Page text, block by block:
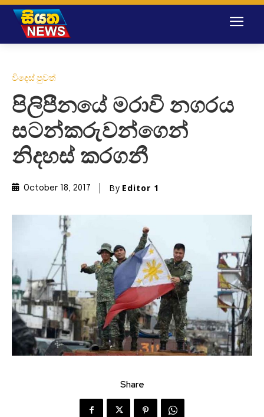
විදෙස් පුවත්
පිලිපීනයේ මරාවි නගරය
සටන්කරුවන්ගෙන්
නිදහස් කරගනී
October 18, 2017 By Editor 1
Share